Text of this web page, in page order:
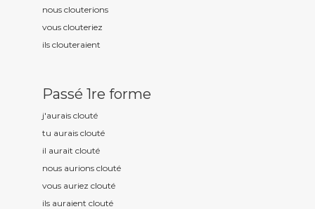
nous clouterions
vous clouteriez
ils clouteraient
Passé 1re forme
j'aurais clouté
tu aurais clouté
il aurait clouté
nous aurions clouté
vous auriez clouté
ils auraient clouté